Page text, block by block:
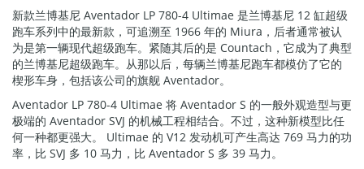
新款兰博基尼 Aventador LP 780-4 Ultimae 是兰博基尼 12 缸超级
跑车系列中的最新款，可追溯至 1966 年的 Miura，后者通常被认
为是第一辆现代超级跑车。紧随其后的是 Countach，它成为了典型
的兰博基尼超级跑车。从那以后，每辆兰博基尼跑车都模仿了它的
楔形车身，包括该公司的旗舰 Aventador。
Aventador LP 780-4 Ultimae 将 Aventador S 的一般外观造型与更
极端的 Aventador SVJ 的机械工程相结合。不过，这种新模型比任
何一种都更强大。 Ultimae 的 V12 发动机可产生高达 769 马力的功
率，比 SVJ 多 10 马力，比 Aventador S 多 39 马力。